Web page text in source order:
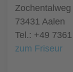
Zochentalweg
73431 Aalen
Tel.: +49
zum Friseur